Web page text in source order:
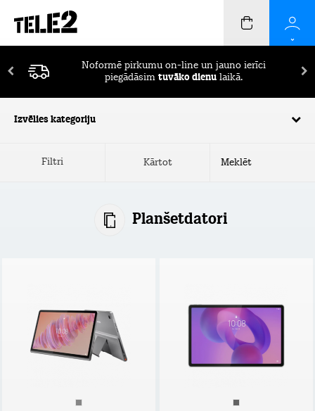
Noformē pirkumu on-line un jauno ierīci
piegādāsim tuvāko dienu laikā.
Izvēlies kategoriju
Filtri Kārtot
Planšetdatori